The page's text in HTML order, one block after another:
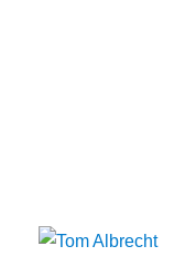
Tom Albrecht